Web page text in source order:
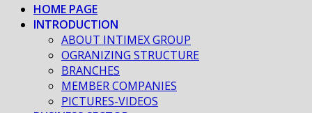
HOME PAGE
INTRODUCTION
ABOUT INTIMEX GROUP
OGRANIZING STRUCTURE
BRANCHES
MEMBER COMPANIES
PICTURES-VIDEOS